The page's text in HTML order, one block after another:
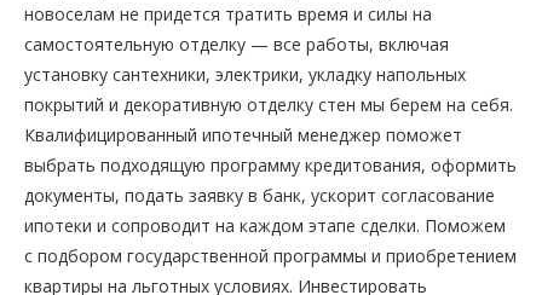
новоселам не придется тратить время и силы на
самостоятельную отделку — все работы, включая
установку сантехники, электрики, укладку напольных
покрытий и декоративную отделку стен мы берем на себя.
Квалифицированный ипотечный менеджер поможет
выбрать подходящую программу кредитования, оформить
документы, подать заявку в банк, ускорит согласование
ипотеки и сопроводит на каждом этапе сделки. Поможем
с подбором государственной программы и приобретением
квартиры на льготных условиях. Инвестировать